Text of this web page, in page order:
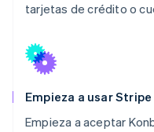
tarjetas de crédito o
Empieza a usar
Empieza a aceptar